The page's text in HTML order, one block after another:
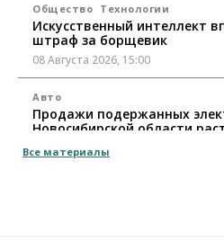
Общество Технологии
Искусственный интеллект
штраф за борщевик
08 Августа 2026, 15:00
Авто
Продажи подержанных
Новосибирской области
08 Августа 2026, 13:00
Все материалы